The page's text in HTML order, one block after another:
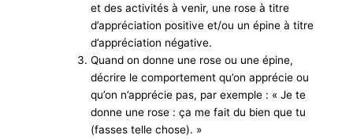
et des activités à venir, une rose à titre
d’appréciation positive et/ou un épine à titre
d’appréciation négative.
Quand on donne une rose ou une épine,
décrire le comportement qu’on apprécie ou
qu’on n’apprécie pas, par exemple : « Je te
donne une rose : ça me fait du bien que tu
(fasses telle chose). »